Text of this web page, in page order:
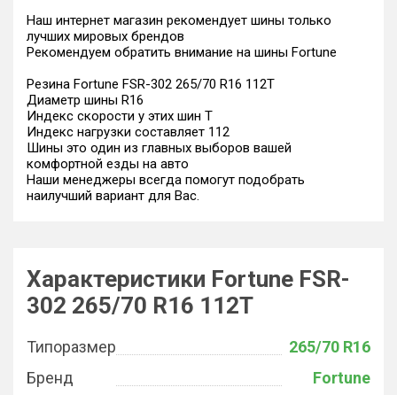
Наш интернет магазин рекомендует шины только
лучших мировых брендов
Рекомендуем обратить внимание на шины Fortune
Резина Fortune FSR-302 265/70 R16 112T
Диаметр шины R16
Индекс скорости у этих шин T
Индекс нагрузки составляет 112
Шины это один из главных выборов вашей
комфортной езды на авто
Наши менеджеры всегда помогут подобрать
наилучший вариант для Вас.
Характеристики Fortune FSR-
302 265/70 R16 112T
Типоразмер
265/70 R16
Бренд
Fortune